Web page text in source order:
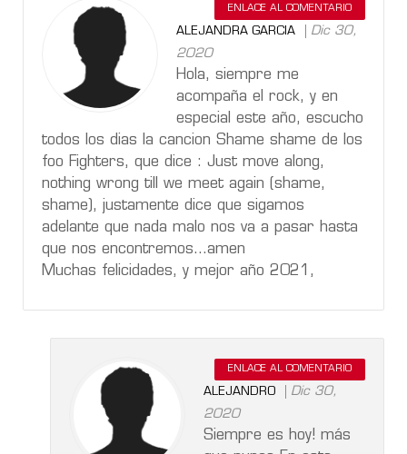
ENLACE AL COMENTARIO
ALEJANDRA GARCIA
Dic 30,
2020
Hola, siempre me
acompaña el rock, y en
especial este año, escucho
todos los dias la cancion Shame shame de los
foo Fighters, que dice : Just move along,
nothing wrong till we meet again (shame,
shame), justamente dice que sigamos
adelante que nada malo nos va a pasar hasta
que nos encontremos...amen
Muchas felicidades, y mejor año 2021,
ENLACE AL COMENTARIO
ALEJANDRO
Dic 30,
2020
Siempre es hoy! más